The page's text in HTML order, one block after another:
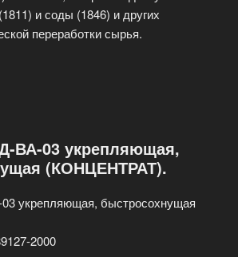
и соды (1846) и других
переработки сырья.
ВА-03 укрепляющая,
(КОНЦЕНТРАТ).
укрепляющая, быстросохнущая
2000